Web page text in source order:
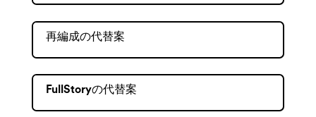
再編成の代替案
FullStoryの代替案